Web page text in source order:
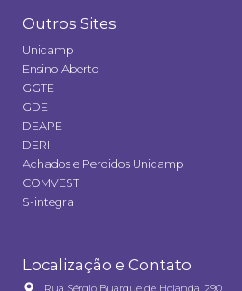
Outros Sites
Unicamp
Ensino Aberto
GGTE
GDE
DEAPE
DERI
Achados e Perdidos Unicamp
COMVEST
S-integra
Localização e Contato
Rua Sérgio Buarque de Holanda, 290